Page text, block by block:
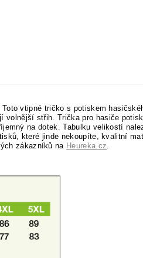
vtipné tričko s potiskem
volnější střih. Trička pro hasiče
na dotek. Tabulku velikostí
které jinde nekoupíte, kvalitní
zákazníků na Heureka.cz